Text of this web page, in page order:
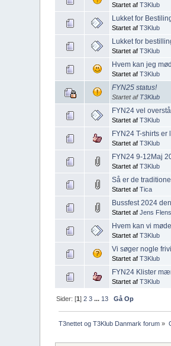
Startet afT3Klub
Lukket for
Startet afT3Klub
Lukket for
Startet afT3Klub
Hvem kan jeg
Startet afT3Klub
FYN25 status!
Startet af T3Klub
FYN24 vel
Startet afT3Klub
FYN24 T-shirts er
Startet afT3Klub
FYN24 9-12Maj
Startet afT3Klub
Så er de
Startet afTica
Bussfest 2024
Startet afJens
Hvem kan vi
Startet afT3Klub
Vi søger nogle
Startet afT3Klub
FYN24 Klister
Startet afT3Klub
Sider: [1]2 3 ... 13 Gå Op
T3nettet og T3Klub Danmark forum »